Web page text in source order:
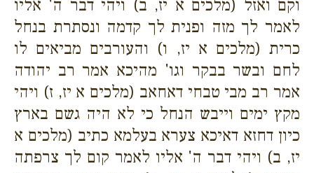
וקם ואזל (מלכים א יז, ב) ויהי דבר ה' אליו
לאמר לך מזה ופנית לך קדמה ונסתרת בנחל
כרית (מלכים א יז, ו) והעורבים מביאים לו
לחם ובשר בבקר וגו' מהיכא אמר רב יהודה
אמר רב מבי טבחי דאחאב (מלכים א יז, ז) ויהי
מקץ ימים וייבש הנחל כי לא היה גשם בארץ
כיון דחזא דאיכא צערא בעלמא כתיב (מלכים א
יז, ב) ויהי דבר ה' אליו לאמר קום לך צרפתה